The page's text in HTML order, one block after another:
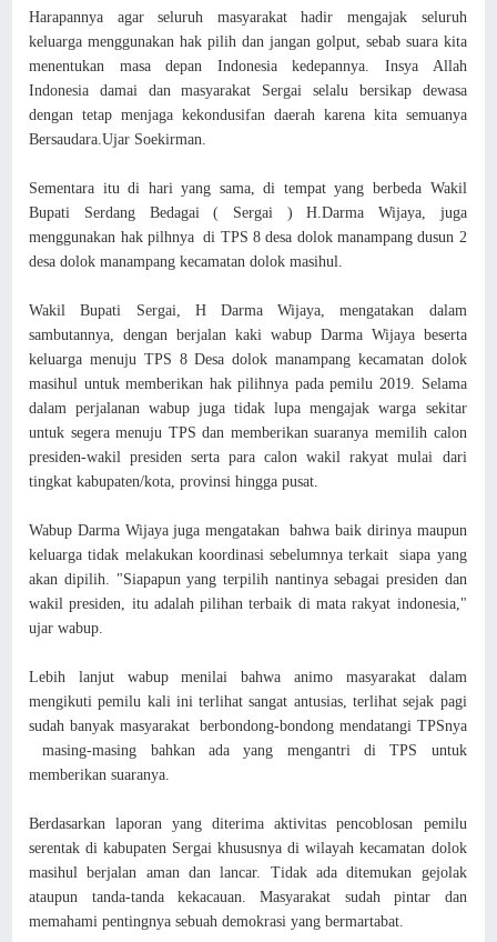
Harapannya agar seluruh masyarakat hadir mengajak seluruh
keluarga menggunakan hak pilih dan jangan golput, sebab suara kita
menentukan masa depan Indonesia kedepannya. Insya Allah
Indonesia damai dan masyarakat Sergai selalu bersikap dewasa
dengan tetap menjaga kekondusifan daerah karena kita semuanya
Bersaudara.Ujar Soekirman.
Sementara itu di hari yang sama, di tempat yang berbeda Wakil
Bupati Serdang Bedagai ( Sergai ) H.Darma Wijaya, juga
menggunakan hak pilhnya di TPS 8 desa dolok manampang dusun 2
desa dolok manampang kecamatan dolok masihul.
Wakil Bupati Sergai, H Darma Wijaya, mengatakan dalam
sambutannya, dengan berjalan kaki wabup Darma Wijaya beserta
keluarga menuju TPS 8 Desa dolok manampang kecamatan dolok
masihul untuk memberikan hak pilihnya pada pemilu 2019. Selama
dalam perjalanan wabup juga tidak lupa mengajak warga sekitar
untuk segera menuju TPS dan memberikan suaranya memilih calon
presiden-wakil presiden serta para calon wakil rakyat mulai dari
tingkat kabupaten/kota, provinsi hingga pusat.
Wabup Darma Wijaya juga mengatakan bahwa baik dirinya maupun
keluarga tidak melakukan koordinasi sebelumnya terkait siapa yang
akan dipilih. "Siapapun yang terpilih nantinya sebagai presiden dan
wakil presiden, itu adalah pilihan terbaik di mata rakyat indonesia,"
ujar wabup.
Lebih lanjut wabup menilai bahwa animo masyarakat dalam
mengikuti pemilu kali ini terlihat sangat antusias, terlihat sejak pagi
sudah banyak masyarakat berbondong-bondong mendatangi TPSnya
masing-masing bahkan ada yang mengantri di TPS untuk
memberikan suaranya.
Berdasarkan laporan yang diterima aktivitas pencoblosan pemilu
serentak di kabupaten Sergai khususnya di wilayah kecamatan dolok
masihul berjalan aman dan lancar. Tidak ada ditemukan gejolak
ataupun tanda-tanda kekacauan. Masyarakat sudah pintar dan
memahami pentingnya sebuah demokrasi yang bermartabat.